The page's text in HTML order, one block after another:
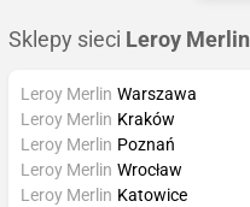
Sklepy sieci Leroy Merlin
Leroy Merlin Warszawa
Leroy Merlin Kraków
Leroy Merlin Poznań
Leroy Merlin Wrocław
Leroy Merlin Katowice